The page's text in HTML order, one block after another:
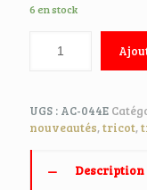
6 en stock
UGS : AC-044E
nouveautés,tricot,
Description